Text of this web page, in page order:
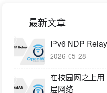
最新文章
IPv6 NDP
2026-05-28
在校园网之上
层网络